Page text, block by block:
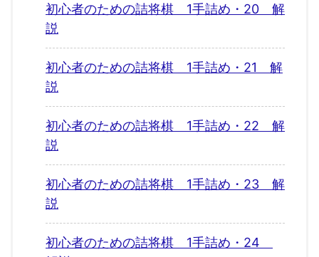
初心者のための詰将棋 1手詰め・20 解
説
初心者のための詰将棋 1手詰め・21 解
説
初心者のための詰将棋 1手詰め・22 解
説
初心者のための詰将棋 1手詰め・23 解
説
初心者のための詰将棋 1手詰め・24